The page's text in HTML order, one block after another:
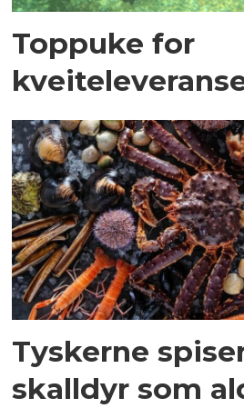
Toppuke for
Tyskerne
skalldyr som